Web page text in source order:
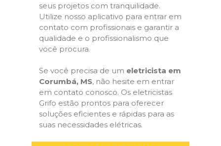
seus projetos com tranquilidade.
Utilize nosso aplicativo para entrar em
contato com profissionais e garantir a
qualidade e o profissionalismo que
você procura.
Se você precisa de um eletricista em
Corumbá, MS, não hesite em entrar
em contato conosco. Os eletricistas
Grifo estão prontos para oferecer
soluções eficientes e rápidas para as
suas necessidades elétricas.